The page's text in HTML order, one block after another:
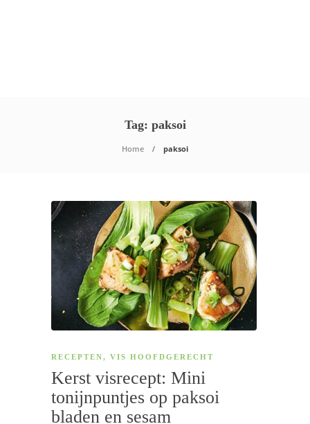
Tag: paksoi
Home paksoi
RECEPTEN, VIS HOOFDGERECHT
Kerst visrecept: Mini
tonijnpuntjes op paksoi
bladen en sesam